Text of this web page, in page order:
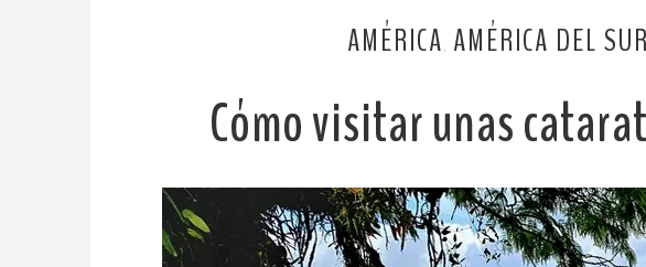
AMÉRICA AMÉRICA DEL SUR
Cómo visitar unas